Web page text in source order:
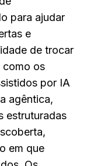
para ajudar
e
de trocar
como os
por IA
agêntica,
estruturadas
em que